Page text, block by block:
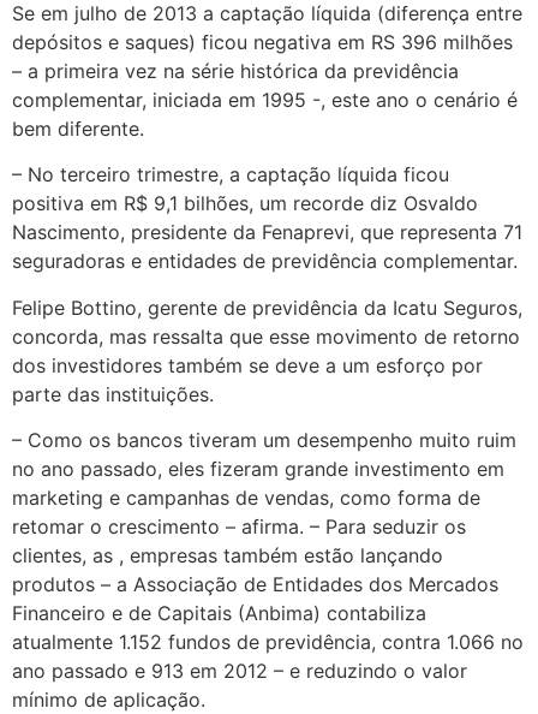
Se em julho de 2013 a captação líquida (diferença entre
depósitos e saques) ficou negativa em RS 396 milhões
– a primeira vez na série histórica da previdência
complementar, iniciada em 1995 -, este ano o cenário é
bem diferente.
– No terceiro trimestre, a captação líquida ficou
positiva em R$ 9,1 bilhões, um recorde diz Osvaldo
Nascimento, presidente da Fenaprevi, que representa 71
seguradoras e entidades de previdência complementar.
Felipe Bottino, gerente de previdência da Icatu Seguros,
concorda, mas ressalta que esse movimento de retorno
dos investidores também se deve a um esforço por
parte das instituições.
– Como os bancos tiveram um desempenho muito ruim
no ano passado, eles fizeram grande investimento em
marketing e campanhas de vendas, como forma de
retomar o crescimento – afirma. – Para seduzir os
clientes, as , empresas também estão lançando
produtos – a Associação de Entidades dos Mercados
Financeiro e de Capitais (Anbima) contabiliza
atualmente 1.152 fundos de previdência, contra 1.066 no
ano passado e 913 em 2012 – e reduzindo o valor
mínimo de aplicação.